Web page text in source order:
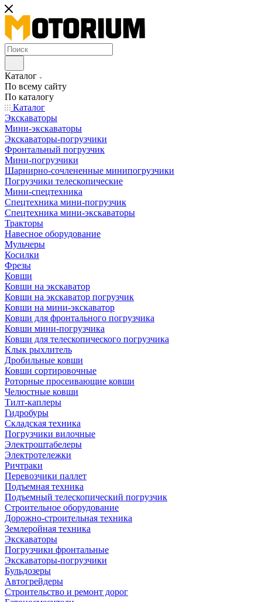
Каталог
По всему сайту
По каталогу
Каталог
Экскаваторы
Мини-экскаваторы
Экскаваторы-погрузчики
Фронтальный погрузчик
Мини-погрузчики
Шарнирно-сочлененные минипогрузчики
Погрузчики телескопические
Мини-спецтехника
Спецтехника мини-погрузчик
Спецтехника мини-экскаваторы
Тракторы
Навесное оборудование
Мульчеры
Косилки
Фрезы
Ковши
Ковши на экскаватор
Ковши на экскаватор погрузчик
Ковши на мини-экскаватор
Ковши для фронтального погрузчика
Ковши мини-погрузчика
Ковши для телескопического погрузчика
Клык рыхлитель
Дробильные ковши
Ковши сортировочные
Роторные просеивающие ковши
Челюстные ковши
Тилт-каплеры
Гидробуры
Складская техника
Погрузчики вилочные
Электроштабелеры
Электротележки
Ричтраки
Перевозчики паллет
Подъемная техника
Подъемный телескопический погрузчик
Строительное оборудование
Дорожно-строительная техника
Землеройная техника
Экскаваторы
Погрузчики фронтальные
Экскаваторы-погрузчики
Бульдозеры
Автогрейдеры
Строительство и ремонт дорог